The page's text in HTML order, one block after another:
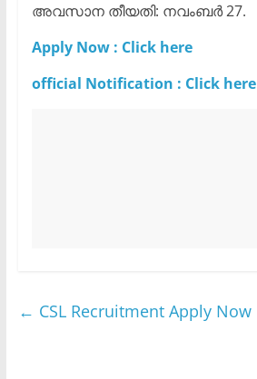
അവസാന തീയതി: നവംബർ 27.
Apply Now : Click here
official Notification : Click here
← CSL Recruitment Apply Now